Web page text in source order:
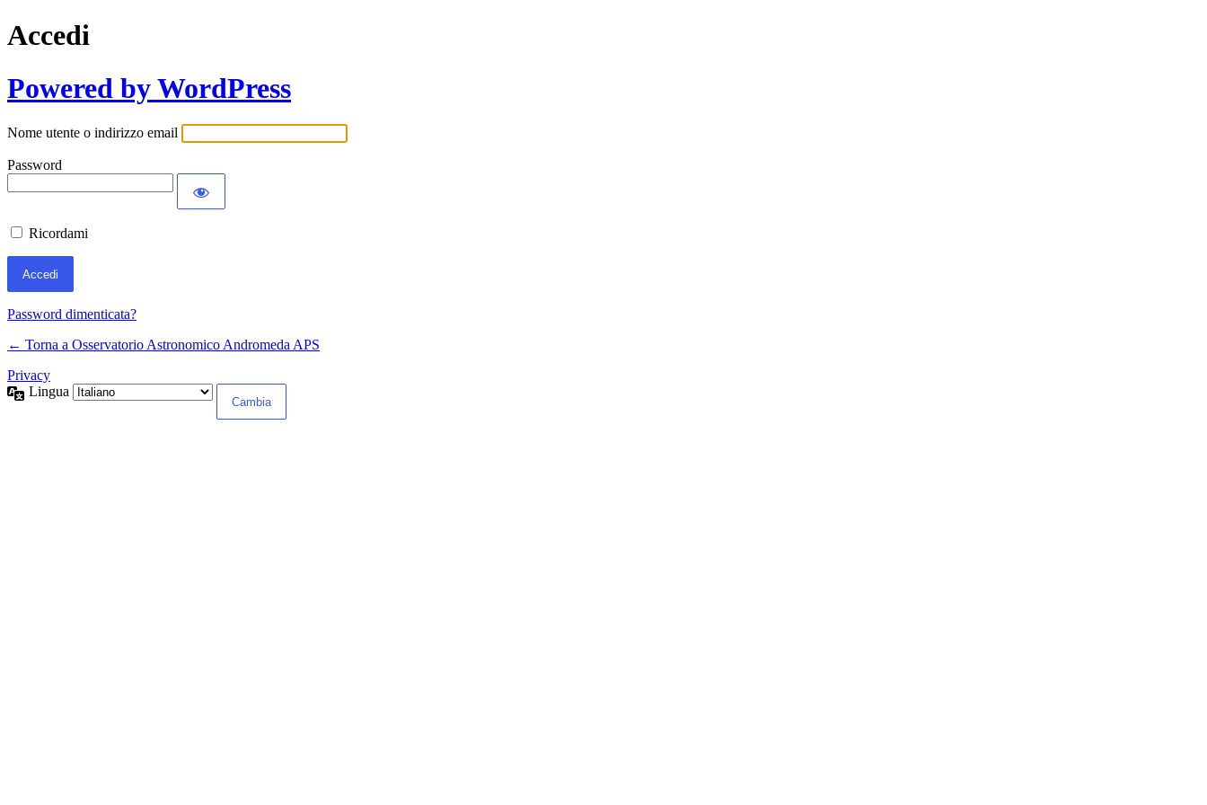
Accedi
Powered by WordPress
Nome utente o indirizzo email
Password
Ricordami
Password dimenticata?
← Torna a Osservatorio Astronomico Andromeda APS
Privacy
Lingua